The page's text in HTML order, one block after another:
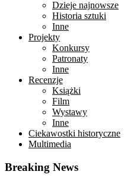
Dzieje najnowsze
Historia sztuki
Inne
Projekty
Konkursy
Patronaty
Inne
Recenzje
Książki
Film
Wystawy
Inne
Ciekawostki historyczne
Multimedia
Breaking News